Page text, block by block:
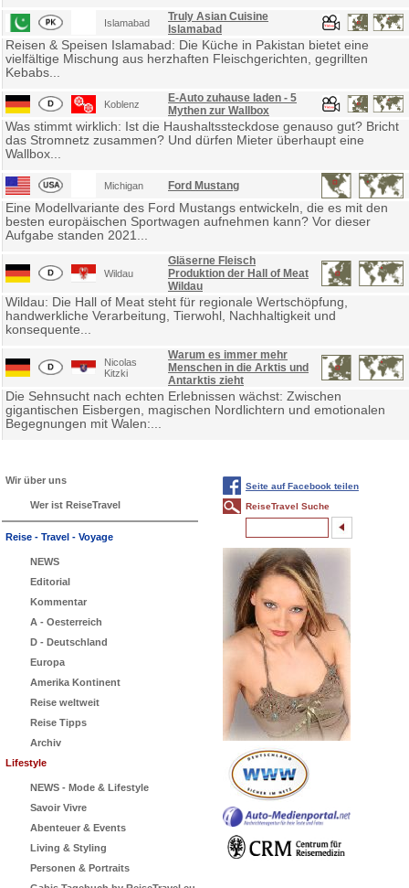
Islamabad
Truly Asian Cuisine
Islamabad
Reisen & Speisen Islamabad: Die Küche in Pakistan bietet eine
vielfältige Mischung aus herzhaften Fleischgerichten, gegrillten
Kebabs...
Koblenz
E-Auto zuhause laden - 5
Mythen zur Wallbox
Was stimmt wirklich: Ist die Haushaltssteckdose genauso gut? Bricht
das Stromnetz zusammen? Und dürfen Mieter überhaupt eine
Wallbox...
Michigan Ford Mustang
Eine Modellvariante des Ford Mustangs entwickeln, die es mit den
besten europäischen Sportwagen aufnehmen kann? Vor dieser
Aufgabe standen 2021...
Wildau
Gläserne Fleisch
Produktion der Hall of Meat
Wildau
Wildau: Die Hall of Meat steht für regionale Wertschöpfung,
handwerkliche Verarbeitung, Tierwohl, Nachhaltigkeit und
konsequente...
Nicolas
Kitzki
Warum es immer mehr
Menschen in die Arktis und
Antarktis zieht
Die Sehnsucht nach echten Erlebnissen wächst: Zwischen
gigantischen Eisbergen, magischen Nordlichtern und emotionalen
Begegnungen mit Walen:...
Wir über uns
Wer ist ReiseTravel
Reise - Travel - Voyage
NEWS
Editorial
Kommentar
A - Oesterreich
D - Deutschland
Europa
Amerika Kontinent
Reise weltweit
Reise Tipps
Archiv
Lifestyle
NEWS - Mode & Lifestyle
Savoir Vivre
Abenteuer & Events
Living & Styling
Personen & Portraits
Seite auf Facebook teilen
ReiseTravel Suche